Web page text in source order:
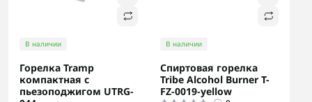
В наличии
Горелка Tramp
компактная с
пьезоподжигом UTRG-
В наличии
Спиртовая горелка
Tribe Alcohol Burner T-
FZ-0019-yellow